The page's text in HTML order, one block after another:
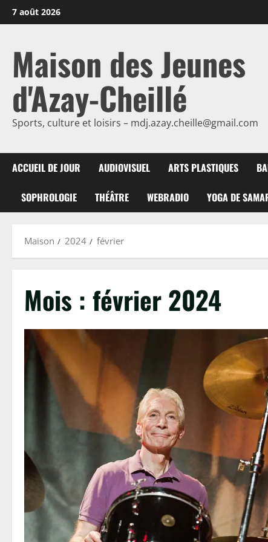
Passer
au
7 août 2026
Maison des Jeunes
d'Azay-Cheillé
Sports, culture et loisirs – mdj.azay.cheille@gmail.com
ACCUEIL DE JOUR AUDIOVISUEL ARTS PLASTIQUES
SOPHROLOGIE THÉÂTRE WEBRADIO YOGA DE
Maison 2024 février
Mois : février 2024